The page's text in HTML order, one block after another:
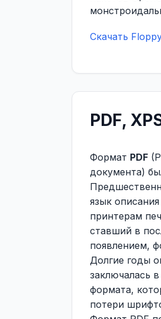
Скачать
PDF,
Формат PDF
документа)
язык
принтерам
ставший в
появлением,
Долгие годы
заключалась
формата,
потери